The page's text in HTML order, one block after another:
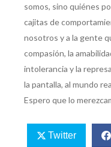
somos, sino quiénes
cajitas de
nosotros y a la gente
compasión, la
intolerancia y la
la pantalla, al mundo
Espero que lo
Twitter